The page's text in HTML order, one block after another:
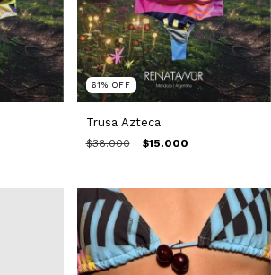
61 % OFF
Trusa Azteca
$38.000 $15.000